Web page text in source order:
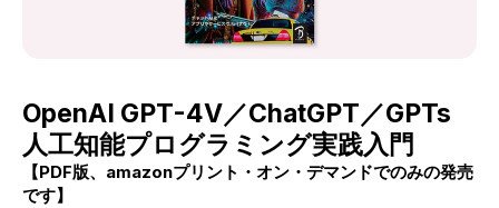
CGWORLD.jp
BOOK
刊行順
ゲーム/CG
SEMINAR
有料セミナー
無料セミナー
OpenAI GPT-4V／ChatGPT／GPTs
人工知能プログラミング実践入門
【PDF版、amazonプリント・オン・デマンドでのみの発売
です】